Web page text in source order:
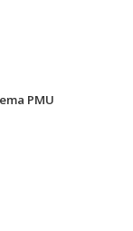
PMU